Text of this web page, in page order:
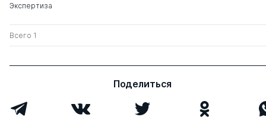
Экспертиза
Всего 1
Поделиться